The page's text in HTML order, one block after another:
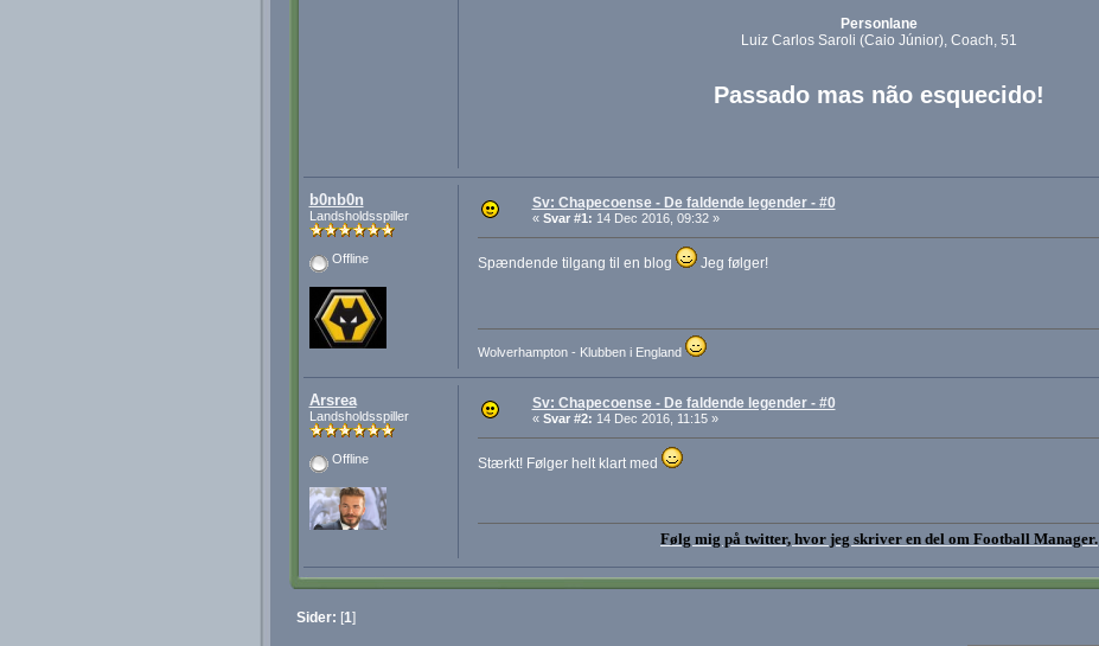
Personlane
Luiz Carlos Saroli (Caio Júnior), Coach, 51
Passado mas não esquecido!
b0nb0n
Landsholdsspiller
Offline
Sv: Chapecoense - De faldende legender - #0
« Svar #1: 14 Dec 2016, 09:32 »
Spændende tilgang til en blog Jeg følger!
Wolverhampton - Klubben i England
Arsrea
Landsholdsspiller
Offline
Sv: Chapecoense - De faldende legender - #0
« Svar #2: 14 Dec 2016, 11:15 »
Stærkt! Følger helt klart med
Følg mig på twitter, hvor jeg skriver en del om Football Manager.
Sider: [1]